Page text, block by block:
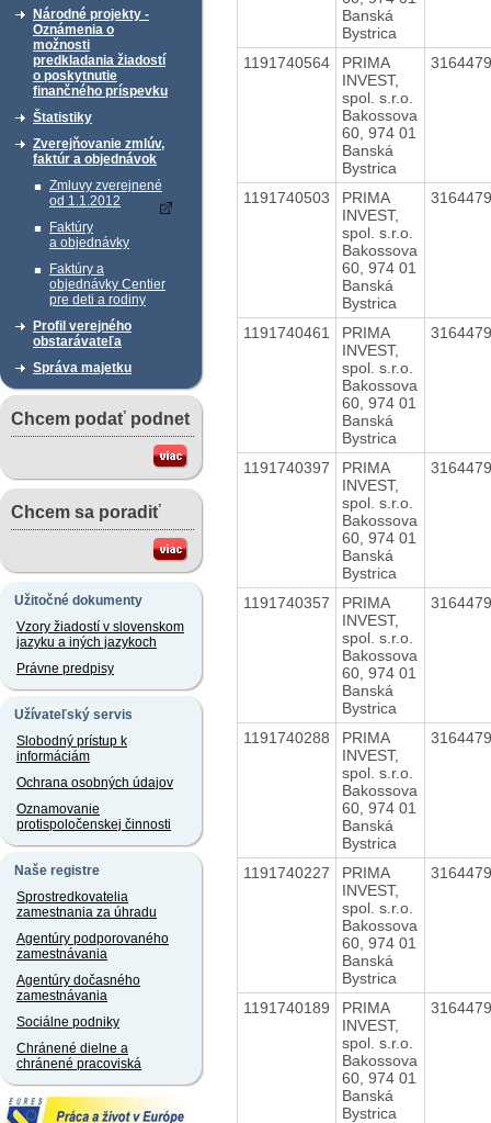
Národné projekty -
Oznámenia o
možnosti
predkladania žiadostí
o poskytnutie
finančného príspevku
Štatistiky
Zverejňovanie zmlúv,
faktúr a objednávok
Zmluvy zverejnené
od 1.1.2012
Faktúry
a objednávky
Faktúry a
objednávky Centier
pre deti a rodiny
Profil verejného
obstarávateľa
Správa majetku
Chcem podať podnet
Chcem sa poradiť
Užitočné dokumenty
Vzory žiadostí v slovenskom
jazyku a iných jazykoch
Právne predpisy
Užívateľský servis
Slobodný prístup k
informáciám
Ochrana osobných údajov
Oznamovanie
protispoločenskej činnosti
Naše registre
Sprostredkovatelia
zamestnania za úhradu
Agentúry podporovaného
zamestnávania
Agentúry dočasného
zamestnávania
Sociálne podniky
Chránené dielne a
chránené pracoviská
Banská
Bystrica
1191740564
PRIMA
INVEST,
spol. s.r.o.
Bakossova
60, 974 01
Banská
Bystrica
1191740503
PRIMA
INVEST,
spol. s.r.o.
Bakossova
60, 974 01
Banská
Bystrica
1191740461
PRIMA
INVEST,
spol. s.r.o.
Bakossova
60, 974 01
Banská
Bystrica
1191740397
PRIMA
INVEST,
spol. s.r.o.
Bakossova
60, 974 01
Banská
Bystrica
1191740357
PRIMA
INVEST,
spol. s.r.o.
Bakossova
60, 974 01
Banská
Bystrica
1191740288
PRIMA
INVEST,
spol. s.r.o.
Bakossova
60, 974 01
Banská
Bystrica
1191740227
PRIMA
INVEST,
spol. s.r.o.
Bakossova
60, 974 01
Banská
Bystrica
1191740189
PRIMA
INVEST,
spol. s.r.o.
Bakossova
60, 974 01
Banská
Bystrica